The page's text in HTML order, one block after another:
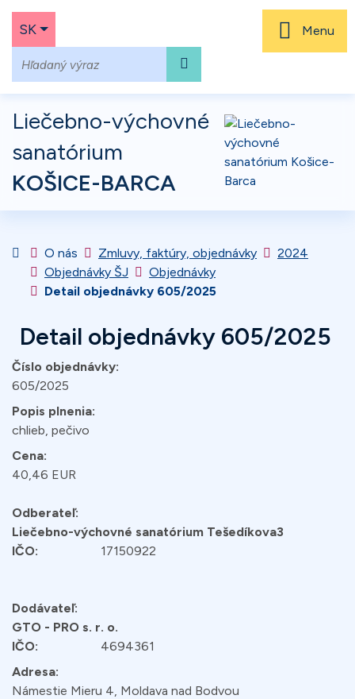
SKSlovensky
Hľadať
Menu
Liečebno-výchovné
sanatórium
KOŠICE-BARCA
Úvodná stránka
O nás Zmluvy, faktúry, objednávky
2024
Objednávky ŠJ
Objednávky
Detail objednávky 605/2025
Detail objednávky 605/2025
Číslo objednávky:
605/2025
Popis plnenia:
chlieb, pečivo
Cena:
40,46 EUR
Odberateľ:
Liečebno-výchovné sanatórium Tešedíkova3
IČO:
17150922
Dodávateľ:
GTO - PRO s. r. o.
IČO:
4694361
Adresa:
Námestie Mieru 4, Moldava nad Bodvou